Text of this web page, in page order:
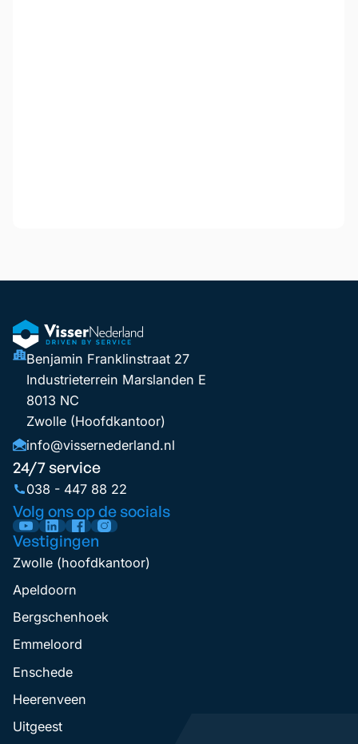
Benjamin Franklinstraat 27
Industrieterrein Marslanden E
8013 NC
Zwolle (Hoofdkantoor)
info@vissernederland.nl
24/7 service
038 - 447 88 22
Volg ons op de socials
Vestigingen
Zwolle (hoofdkantoor)
Apeldoorn
Bergschenhoek
Emmeloord
Enschede
Heerenveen
Uitgeest